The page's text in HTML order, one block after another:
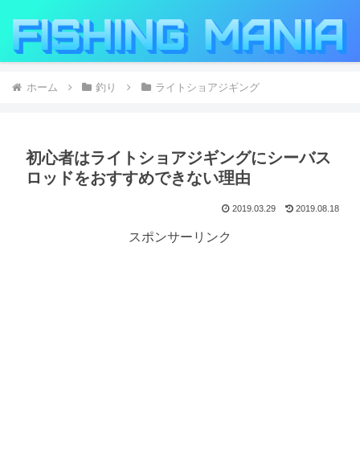
ホーム 釣り ライトショアジギング
初心者はライトショアジギングにシーバス
ロッドをおすすめできない理由
2019.03.29 2019.08.18
スポンサーリンク